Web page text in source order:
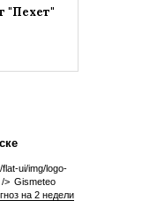
"Пехет"
ui/img/logo-
/> Gismeteo
на 2 недели